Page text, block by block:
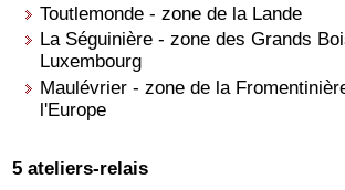
Toutlemonde - zone de la Lande
La Séguinière - zone des Grands
Luxembourg
Maulévrier - zone de la
l'Europe
5 ateliers-relais